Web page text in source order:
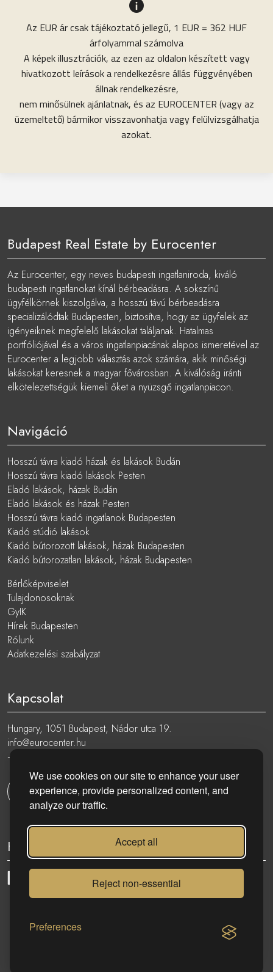
We use cookies on our site to enhance your user
experience, provide personalized content, and
analyze our traffic.
Accept all
Reject non-essential
Preferences
Az EUR ár csak tájékoztató jellegű, 1 EUR = 362 HUF
árfolyammal számolva
A képek illusztrációk, az ezen az oldalon készített vagy
hivatkozott leírások a rendelkezésre állás függvényében
állnak rendelkezésre,
nem minősülnek ajánlatnak, és az EUROCENTER (vagy az
üzemeltető) bármikor visszavonhatja vagy felülvizsgálhatja
azokat.
Budapest Real Estate by Eurocenter
Az Eurocenter, egy neves budapesti ingatlaniroda, kiváló
budapesti ingatlanokat kínál bérbeadásra. A sokszínű
ügyfélkörnek kiszolgálva, a hosszú távú bérbeadásra
specializálódtak Budapesten, biztosítva, hogy az ügyfelek az
igényeiknek megfelelő lakásokat találjanak. Hatalmas
portfóliójával és a város ingatlanpiacának alapos ismeretével az
Eurocenter a legjobb választás azok számára, akik minőségi
lakásokat keresnek a magyar fővárosban. A kiválóság iránti
elkötelezettségük kiemeli őket a nyüzsgő ingatlanpiacon.
Navigáció
Hosszú távra kiadó házak és lakások Budán
Hosszú távra kiadó lakások Pesten
Eladó lakások, házak Budán
Eladó lakások és házak Pesten
Hosszú távra kiadó ingatlanok Budapesten
Kiadó stúdió lakások
Kiadó bútorozott lakások, házak Budapesten
Kiadó bútorozatlan lakások, házak Budapesten
Bérlőképviselet
Tulajdonosoknak
GyIK
Hírek Budapesten
Rólunk
Adatkezelési szabályzat
Kapcsolat
Hungary, 1051 Budapest, Nádor utca 19.
info@eurocenter.hu
+36 20 919 0005
Kapcsolatfelvétel
Kövess minket: